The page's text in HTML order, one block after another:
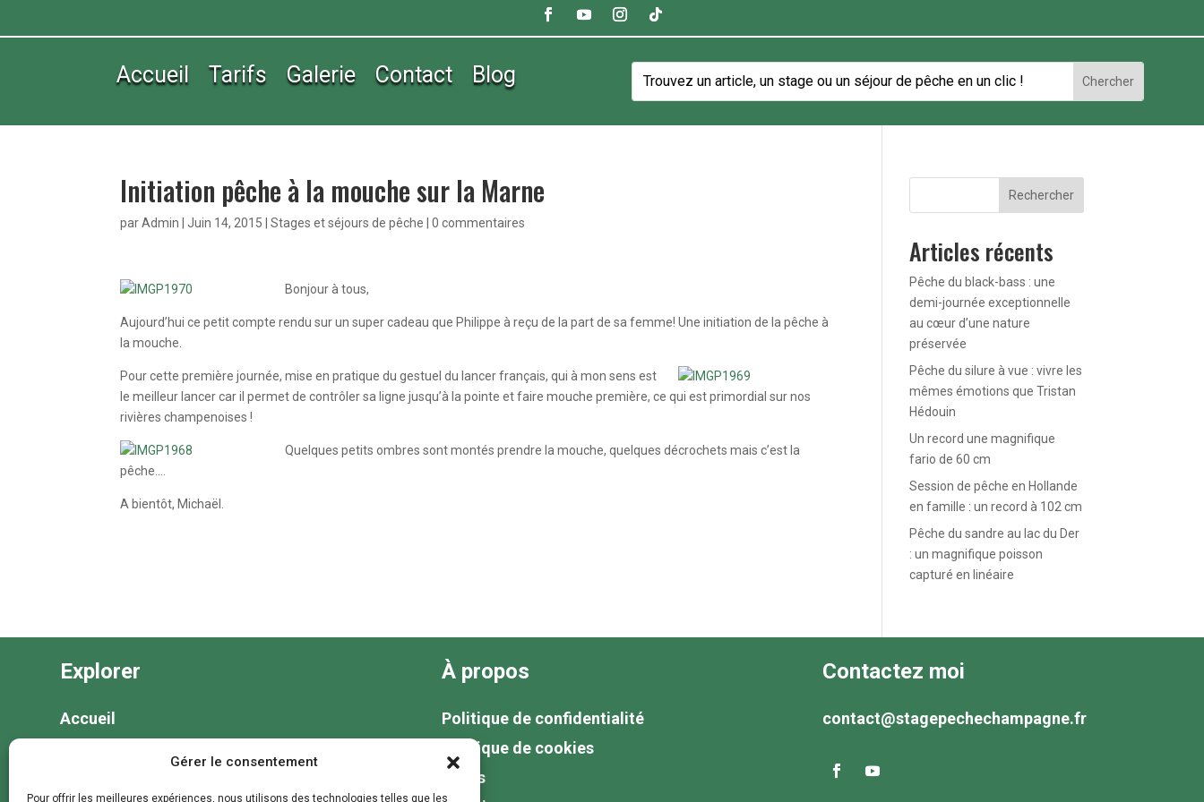
Gérer le consentement
Pour offrir les meilleures expériences, nous utilisons des technologies telles que les
Accueil Tarifs Galerie Contact Blog
Initiation pêche à la mouche sur la Marne
parAdmin |Juin 14, 2015 |Stages et séjours de pêche |0 commentaires
Bonjour à tous,
Aujourd’hui ce petit compte rendu sur un super cadeau que Philippe à reçu de la part de sa femme! Une initiation de la pêche à
la mouche.
Pour cette première journée, mise en pratique du gestuel du lancer français, qui à mon sens est
le meilleur lancer car il permet de contrôler sa ligne jusqu’à la pointe et faire mouche première, ce qui est primordial sur nos
rivières champenoises !
Quelques petits ombres sont montés prendre la mouche, quelques décrochets mais c’est la
pêche….
A bientôt, Michaël.
Rechercher
Articles récents
Pêche du black-bass : une
demi-journée exceptionnelle
au cœur d’une nature
préservée
Pêche du silure à vue : vivre les
mêmes émotions que Tristan
Hédouin
Un record une magnifique
fario de 60 cm
Session de pêche en Hollande
en famille : un record à 102 cm
Pêche du sandre au lac du Der
: un magnifique poisson
capturé en linéaire
Explorer
Accueil
À propos
Politique de confidentialité
Politique de cookies
Tarifs
Contactez moi
contact@stagepechechampagne.fr